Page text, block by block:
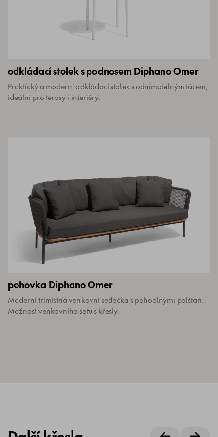
odkládací stolek s podnosem Diphano Omer
Praktický a moderní odkládací stolek s odnímatelným tácem,
ideální pro terasy i interiéry.
pohovka Diphano Omer
Moderní třímístná venkovní sedačka s pohodlnými polštáři.
Možnost venkovního setu s křesly.